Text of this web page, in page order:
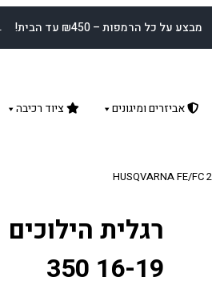
מבצע על כל הרמפות – ₪450 עד הבית!
אביזרים ומיגונים ציוד רכיבה
350 16-19